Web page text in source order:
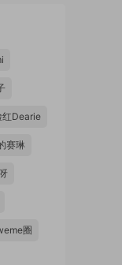
红Dearie
赛琳
圈